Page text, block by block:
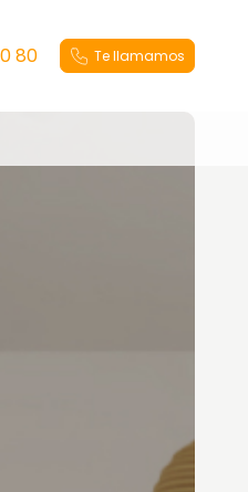
80 Te llamamos